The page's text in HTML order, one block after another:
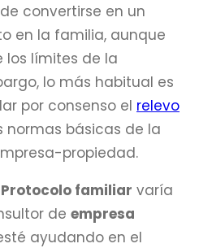
convertirse en un
en la familia, aunque
los límites de la
lo más habitual es
por consenso el relevo
normas básicas de la
propiedad.
familiar varía
de empresa
ayudando en el